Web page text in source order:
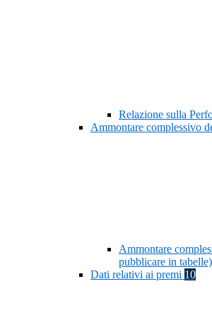
Relazione sulla
Ammontare complessivo
Ammontare
pubblicare in tabelle)
Dati relativi ai premi 10